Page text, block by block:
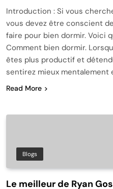
Introduction : Si vous
vous devez être conscient
faire pour bien dormir. Voici
Comment bien dormir.
êtes plus productif et
sentirez mieux
Read More
Blogs
Le meilleur de Ryan